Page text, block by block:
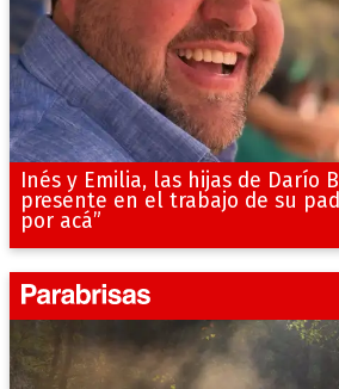
Inés y Emilia, las hijas de Darío
presente en el trabajo de su
por acá”